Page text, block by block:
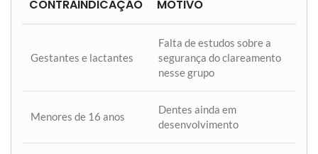
CONTRAINDICAÇÃO MOTIVO
Gestantes e lactantes
Falta de estudos sobre a
segurança do clareamento
nesse grupo
Menores de 16 anos
Dentes ainda em
desenvolvimento